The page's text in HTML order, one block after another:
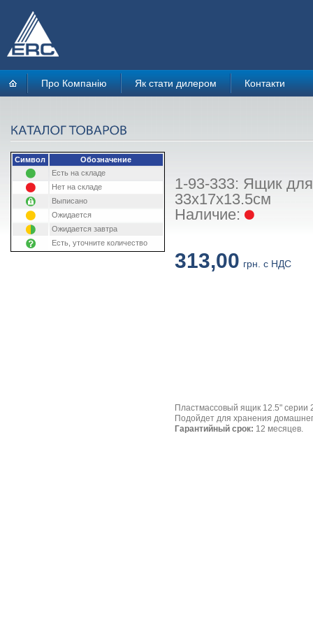
Про Компанію Як стати дилером Контакти
Символ
Обозначение
Есть на складе
Нет на складе
Выписано
Ожидается
Ожидается завтра
Есть, уточните количество
1-93-333: Ящик для
33х17х13.5см
Наличие:
313,00 грн. с НДС
Пластмассовый ящик 12.5" серии
Подойдет для хранения
Гарантийный срок: 12 месяцев.